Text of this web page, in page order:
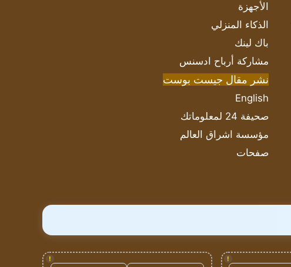
الأجهزة
الذكاء المنزلي
باك لينك
مشاركة أرباح ادسنس
نشر مقال جيست بوست
English
صحيفة 24 لمعلوماتك
مؤسسة اشراق العالم
صفحات
!
!